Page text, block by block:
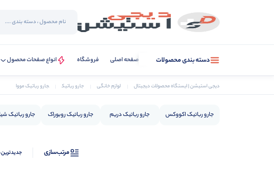
دسته بندی محصولات صفحه اصلی فروشگاه انواع صفحات محصول
دیجی استیشن | ایستگاه محصولات دیجیتال لوازم خانگی جارو رباتیک جارو رباتیک مووا
جارو رباتیک اکووکس جارو رباتیک دریم جارو رباتیک روبوراک جارو رباتیک
مرتب‌سازی جدیدترین